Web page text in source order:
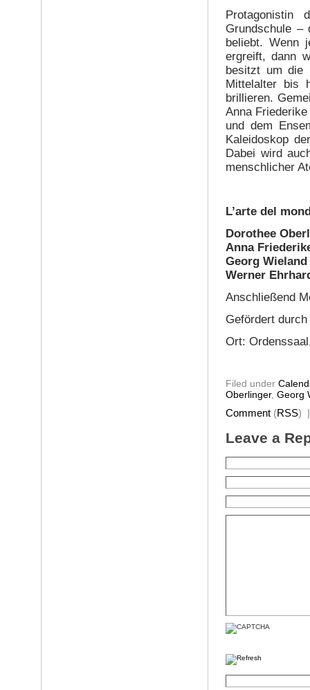
Protagonistin
Grundschule –
beliebt. Wenn
ergreift, dann
besitzt um die
Mittelalter bis
brillieren.
Anna
und dem
Kaleidoskop
Dabei wird
menschlicher
L’arte del
Dorothee
Anna
Georg Wieland
Werner
Anschließend
Gefördert
Ort:
Filed under
Oberlinger, Georg
Comment(RSS)
Leave a